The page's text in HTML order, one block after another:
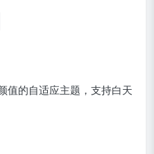
值的自适应主题，支持白天